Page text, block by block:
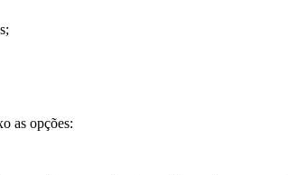
as opções: